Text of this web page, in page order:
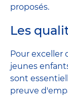
proposés.
Les
Pour exceller
jeunes
sont
preuve